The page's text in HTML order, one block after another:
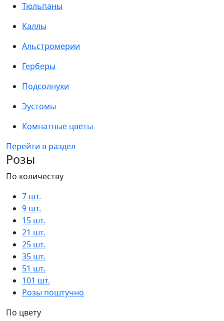
Тюльпаны
Каллы
Альстромерии
Герберы
Подсолнухи
Эустомы
Комнатные цветы
Перейти в раздел
Розы
По количеству
7 шт.
9 шт.
15 шт.
21 шт.
25 шт.
35 шт.
51 шт.
101 шт.
Розы поштучно
По цвету